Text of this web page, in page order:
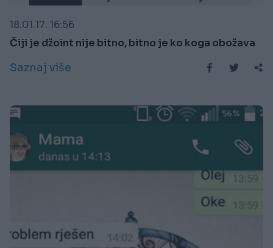
18.01.17. 16:56
Čiji je džoint nije bitno, bitno je ko koga obožava
Saznaj više